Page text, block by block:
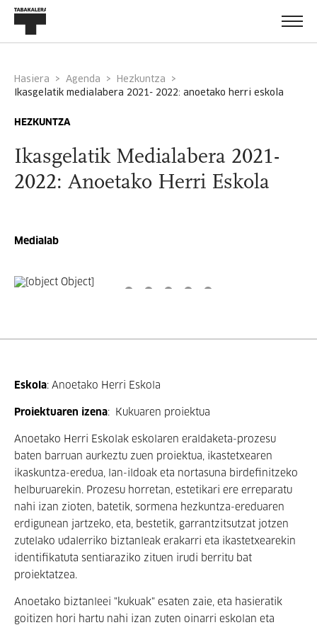
Hasiera Agenda
Hezkuntza
ikasgelatik medialabera 2021- 2022: anoetako herri eskola
HEZKUNTZA
Ikasgelatik Medialabera 2021-
2022: Anoetako Herri Eskola
Medialab
Eskola: Anoetako Herri Eskola
Proiektuaren izena: Kukuaren proiektua
Anoetako Herri Eskolak eskolaren eraldaketa-prozesu
baten barruan aurkeztu zuen proiektua, ikastetxearen
ikaskuntza-eredua, lan-ildoak eta nortasuna birdefinitzeko
helburuarekin. Prozesu horretan, estetikari ere erreparatu
nahi izan zioten, batetik, sormena hezkuntza-ereduaren
erdigunean jartzeko, eta, bestetik, garrantzitsutzat jotzen
zutelako udalerriko biztanleak erakarri eta ikastetxearekin
identifikatuta sentiaraziko zituen irudi berritu bat
proiektatzea.
Anoetako biztanleei "kukuak" esaten zaie, eta hasieratik
goitizen hori hartu nahi izan zuten oinarri eskolan eta